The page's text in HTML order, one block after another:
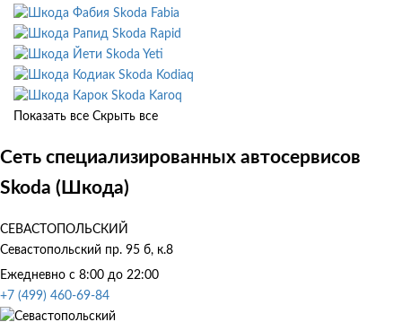
Skoda Fabia
Skoda Rapid
Skoda Yeti
Skoda Kodiaq
Skoda Karoq
Показать все Скрыть все
Сеть специализированных автосервисов
Skoda (Шкода)
СЕВАСТОПОЛЬСКИЙ
Севастопольский пр. 95 б, к.8
Ежедневно с 8:00 до 22:00
+7 (499) 460-69-84